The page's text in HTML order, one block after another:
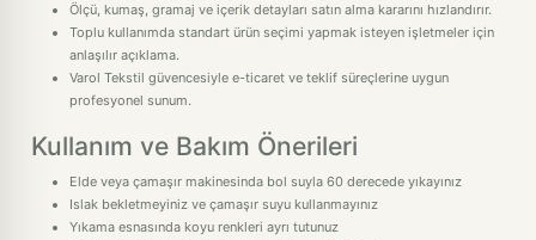
Ölçü, kumaş, gramaj ve içerik detayları satın alma kararını hızlandırır.
Toplu kullanımda standart ürün seçimi yapmak isteyen işletmeler için
anlaşılır açıklama.
Varol Tekstil güvencesiyle e-ticaret ve teklif süreçlerine uygun
profesyonel sunum.
Kullanım ve Bakım Önerileri
Elde veya çamaşır makinesinda bol suyla 60 derecede yıkayınız
Islak bekletmeyiniz ve çamaşır suyu kullanmayınız
Yıkama esnasında koyu renkleri ayrı tutunuz